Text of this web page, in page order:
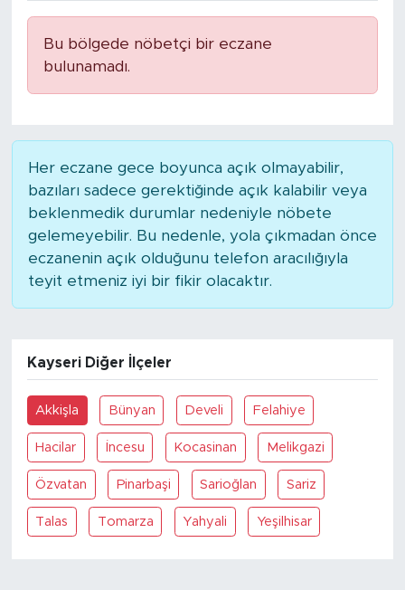
Bu bölgede nöbetçi bir eczane
bulunamadı.
Her eczane gece boyunca açık olmayabilir,
bazıları sadece gerektiğinde açık kalabilir veya
beklenmedik durumlar nedeniyle nöbete
gelemeyebilir. Bu nedenle, yola çıkmadan önce
eczanenin açık olduğunu telefon aracılığıyla
teyit etmeniz iyi bir fikir olacaktır.
Kayseri Diğer İlçeler
Akkişla Bünyan Develi Felahiye
Hacilar İncesu Kocasinan Melikgazi
Özvatan Pinarbaşi Sarioğlan Sariz
Talas Tomarza Yahyali Yeşilhisar